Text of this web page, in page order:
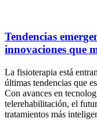
Tendencias
innovaciones que
La fisioterapia está
últimas tendencias que
Con avances en
telerehabilitación, el
tratamientos más